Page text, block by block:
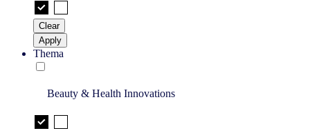
Clear
Apply
Thema
Beauty & Health Innovations